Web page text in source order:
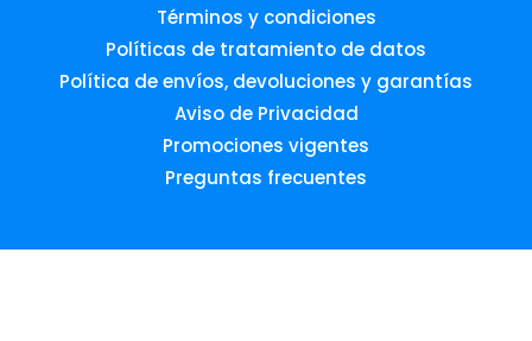
Términos y condiciones
Políticas de tratamiento de datos
Política de envíos, devoluciones y garantías
Aviso de Privacidad
Promociones vigentes
Preguntas frecuentes
Desarrollado por: